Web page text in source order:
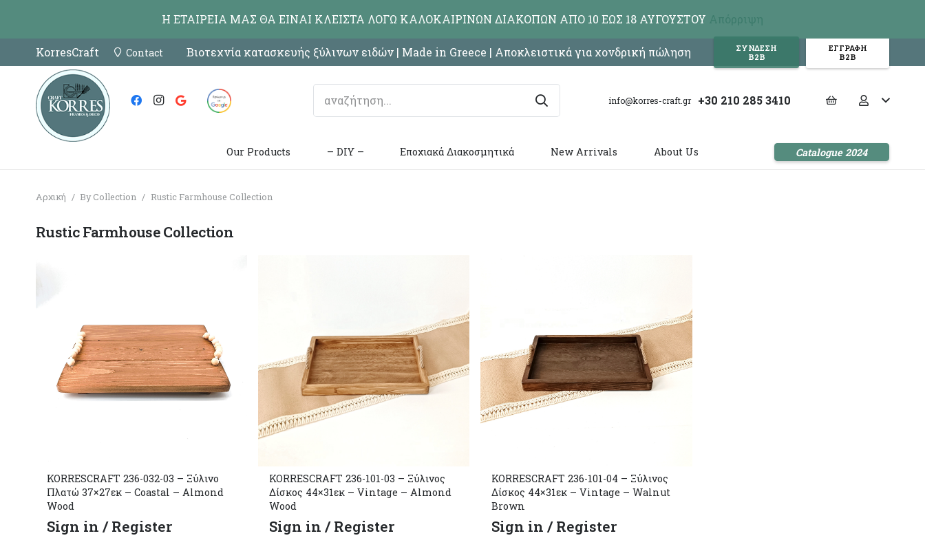
KorresCraft Contact Βιοτεχνία κατασκευής ξύλινων ειδών | Made in Greece | Αποκλειστικά για χονδρική πώληση
ΣΥΝΔΕΣΗ
Β2Β
ΕΓΓΡΑΦΗ
Β2Β
info@korres-craft.gr +30 210 285 3410
Our Products – DIY – Εποχιακά Διακοσμητικά New Arrivals About Us Catalogue 2024
Αρχική / By Collection / Rustic Farmhouse Collection
Rustic Farmhouse Collection
KORRESCRAFT 236-032-03 – Ξύλινο
Πλατώ 37×27εκ – Coastal – Almond
Wood
Sign in / Register
KORRESCRAFT 236-101-03 – Ξύλινος
Δίσκος 44×31εκ – Vintage – Almond
Wood
Sign in / Register
KORRESCRAFT 236-101-04 – Ξύλινος
Δίσκος 44×31εκ – Vintage – Walnut
Brown
Sign in / Register
Η ΕΤΑΙΡΕΙΑ ΜΑΣ ΘΑ ΕΙΝΑΙ ΚΛΕΙΣΤΑ ΛΟΓΩ ΚΑΛΟΚΑΙΡΙΝΩΝ ΔΙΑΚΟΠΩΝ ΑΠΟ 10 ΕΩΣ 18 ΑΥΓΟΥΣΤΟΥ Απόρριψη